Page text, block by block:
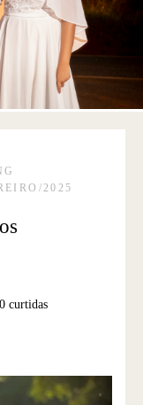
2025
0curtidas